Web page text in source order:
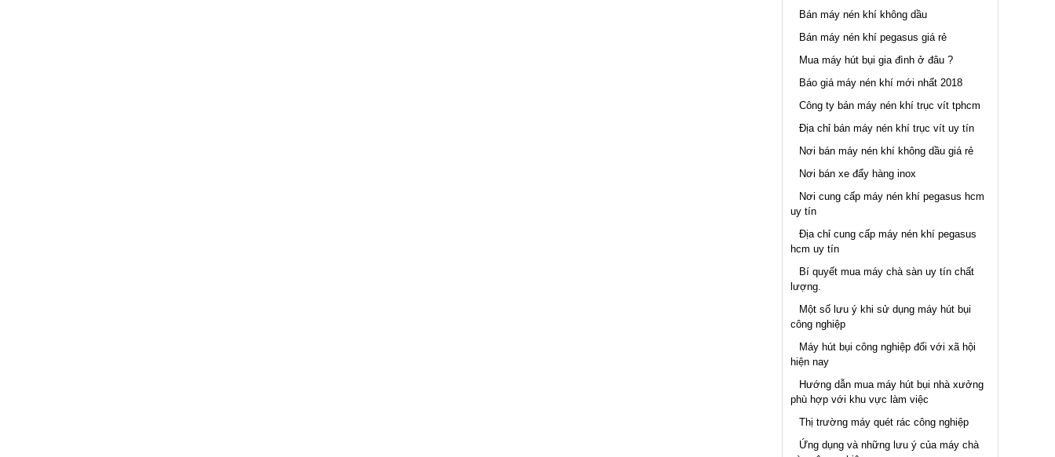
Bán máy nén khí không dầu
Bán máy nén khí pegasus giá rẻ
Mua máy hút bụi gia đình ở đâu ?
Báo giá máy nén khí mới nhất 2018
Công ty bán máy nén khí trục vít tphcm
Địa chỉ bán máy nén khí trục vít uy tín
Nơi bán máy nén khí không dầu giá rẻ
Nơi bán xe đẩy hàng inox
Nơi cung cấp máy nén khí pegasus hcm
uy tín
Địa chỉ cung cấp máy nén khí pegasus
hcm uy tín
Bí quyết mua máy chà sàn uy tín chất
lượng.
Một số lưu ý khi sử dụng máy hút bụi
công nghiệp
Máy hút bụi công nghiệp đối với xã hội
hiện nay
Hướng dẫn mua máy hút bụi nhà xưởng
phù hợp với khu vực làm việc
Thị trường máy quét rác công nghiệp
Ứng dụng và những lưu ý của máy chà